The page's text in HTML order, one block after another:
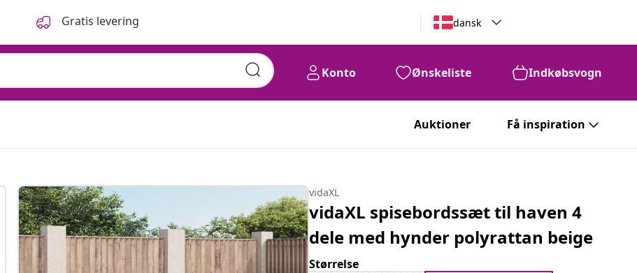
Gratis levering dansk
Konto Ønskeliste Indkøbsvogn
Auktioner Få inspiration
vidaXL
vidaXL spisebordssæt til haven 4
dele med hynder polyrattan beige
Størrelse